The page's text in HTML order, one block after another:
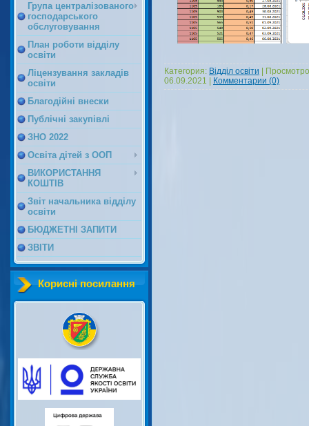
Група централізованого
господарського
обслуговування
План роботи відділу
освіти
Ліцензування закладів
освіти
Благодійні внески
Публічні закупівлі
ЗНО 2022
Освіта дітей з ООП
ВИКОРИСТАННЯ
КОШТІВ
Звіт начальника відділу
освіти
БЮДЖЕТНІ ЗАПИТИ
ЗВІТИ
Корисні посилання
Категория: Відділ освіти |
06.09.2021 | Комментарии (0)